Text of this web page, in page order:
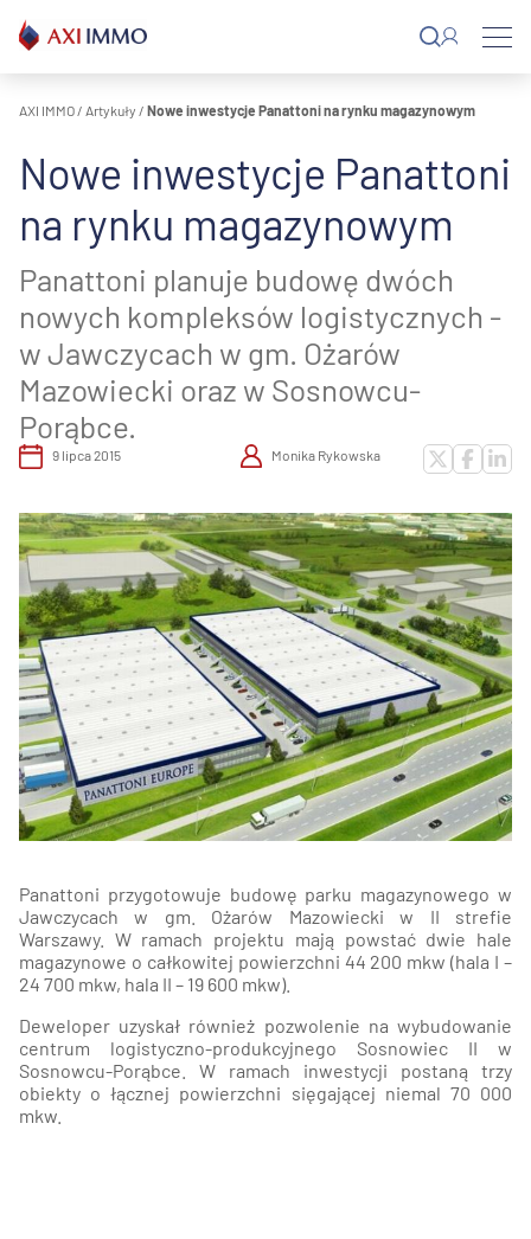
do
treści
AXI IMMO / Artykuły / Nowe inwestycje Panattoni na rynku magazynowym
Nowe inwestycje Panattoni
na rynku magazynowym
Panattoni planuje budowę dwóch
nowych kompleksów logistycznych -
w Jawczycach w gm. Ożarów
Mazowiecki oraz w Sosnowcu-
Porąbce.
9 lipca 2015 Monika Rykowska
Panattoni przygotowuje budowę parku magazynowego w
Jawczycach w gm. Ożarów Mazowiecki w II strefie
Warszawy. W ramach projektu mają powstać dwie hale
magazynowe o całkowitej powierzchni 44 200 mkw (hala I –
24 700 mkw, hala II – 19 600 mkw).
Deweloper uzyskał również pozwolenie na wybudowanie
centrum logistyczno-produkcyjnego Sosnowiec II w
Sosnowcu-Porąbce. W ramach inwestycji postaną trzy
obiekty o łącznej powierzchni sięgającej niemal 70 000
mkw.